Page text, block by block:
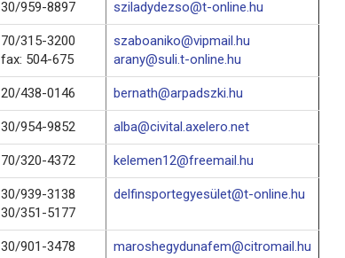
30/959-8897 sziladydezso@t-online.hu
70/315-3200
fax: 504-675
szaboaniko@vipmail.hu
arany@suli.t-online.hu
20/438-0146 bernath@arpadszki.hu
30/954-9852 alba@civital.axelero.net
70/320-4372 kelemen12@freemail.hu
30/939-3138
30/351-5177
delfinsportegyesület@t-online.hu
30/901-3478 maroshegydunafem@citromail.hu